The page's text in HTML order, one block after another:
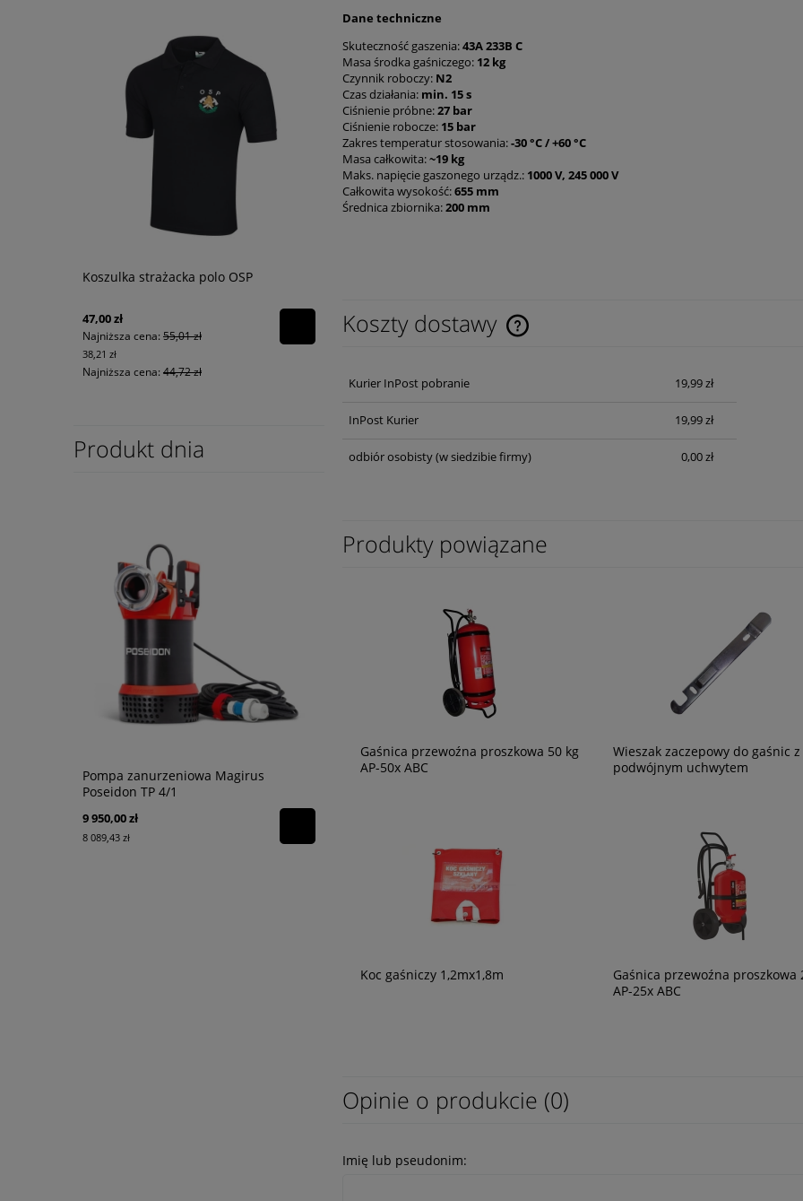
Koszulka strażacka polo OSP
47,00 zł
Najniższa cena: 55,01 zł
38,21 zł
Najniższa cena: 44,72 zł
Produkt dnia
Pompa zanurzeniowa Magirus
Poseidon TP 4/1
9 950,00 zł
8 089,43 zł
Chusteczki do czyszczenia i
Zestaw uzupełniający PSP R1
Dane techniczne
Skuteczność gaszenia:43A 233B C
Masa środka gaśniczego: 12 kg
Czynnik roboczy: N2
Czas działania: min. 15 s
Ciśnienie próbne:27 bar
Ciśnienie robocze: 15 bar
Zakres temperatur stosowania:-30 °C / +60 °C
Masa całkowita:~19 kg
Maks. napięcie gaszonego urządz.: 1000 V, 245 000 V
Całkowita wysokość:655 mm
Średnica zbiornika:200 mm
Koszty dostawy
Kurier InPost pobranie 19,99 zł
InPost Kurier 19,99 zł
odbiór osobisty(w siedzibie firmy) 0,00 zł
Produkty powiązane
Gaśnica przewoźna proszkowa 50 kg
AP-50x ABC
Wieszak zaczepowy do gaśnic z
podwójnym uchwytem
Koc gaśniczy 1,2mx1,8m
Gaśnica przewoźna proszkowa
AP-25x ABC
Opinie o produkcie (0)
Imię lub pseudonim: